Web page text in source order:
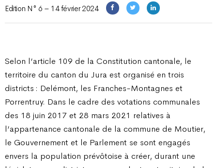
Edition N° 6 – 14 février 2024
Selon l’article 109 de la Constitution cantonale, le
territoire du canton du Jura est organisé en trois
districts : Delémont, les Franches-Montagnes et
Porrentruy. Dans le cadre des votations communales
des 18 juin 2017 et 28 mars 2021 relatives à
l’appartenance cantonale de la commune de Moutier,
le Gouvernement et le Parlement se sont engagés
envers la population prévôtoise à créer, durant une